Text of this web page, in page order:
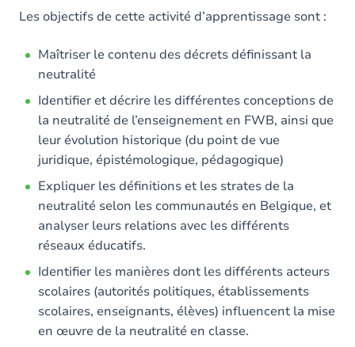
Les objectifs de cette activité d’apprentissage sont :
Maîtriser le contenu des décrets définissant la
neutralité
Identifier et décrire les différentes conceptions de
la neutralité de l’enseignement en FWB, ainsi que
leur évolution historique (du point de vue
juridique, épistémologique, pédagogique)
Expliquer les définitions et les strates de la
neutralité selon les communautés en Belgique, et
analyser leurs relations avec les différents
réseaux éducatifs.
Identifier les manières dont les différents acteurs
scolaires (autorités politiques, établissements
scolaires, enseignants, élèves) influencent la mise
en œuvre de la neutralité en classe.